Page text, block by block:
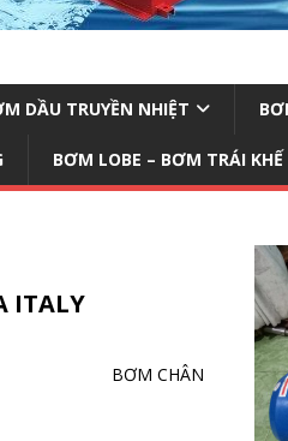
DẦU TRUYỀN NHIỆT
BƠM LOBE – BƠM TRÁI KHẾ
ITALY
BƠM CHÂN